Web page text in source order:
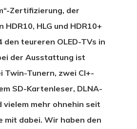
Zertifizierung, der
HLG und HDR10+
den teureren OLED-TVs in
der Ausstattung ist
Twin-Tunern, zwei CI+-
SD-Kartenleser, DLNA-
vielem mehr ohnehin seit
mit dabei. Wir haben den